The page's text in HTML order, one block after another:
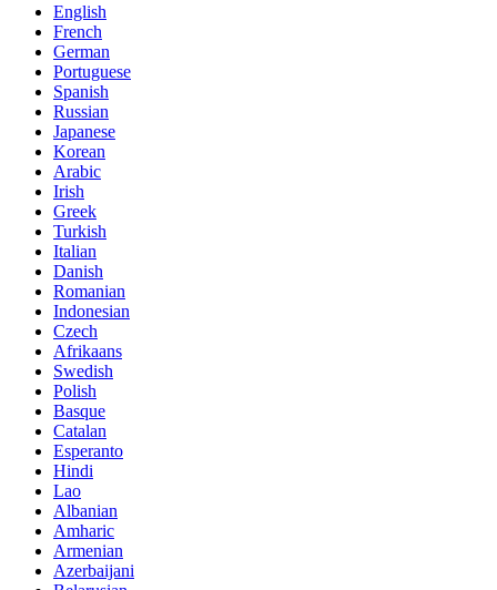
English
French
German
Portuguese
Spanish
Russian
Japanese
Korean
Arabic
Irish
Greek
Turkish
Italian
Danish
Romanian
Indonesian
Czech
Afrikaans
Swedish
Polish
Basque
Catalan
Esperanto
Hindi
Lao
Albanian
Amharic
Armenian
Azerbaijani